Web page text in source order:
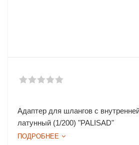
Адаптер для шлангов с
латунный (1/200) "PALISAD"
ПОДРОБНЕЕ